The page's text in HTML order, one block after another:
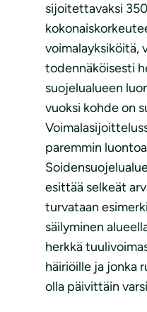
sijoitettavaksi
voimalayksiköitä,
todennäköisesti
suojelualueen
vuoksi kohde on
paremmin
esittää selkeät
turvataan
säilyminen
herkkä
häiriöille ja jonka
olla päivittäin